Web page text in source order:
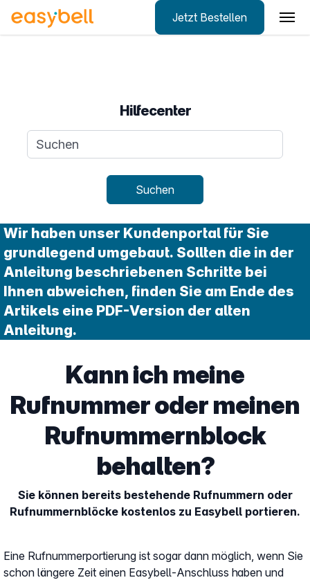
Jetzt Bestellen
Hilfecenter
Suchanfrage
Suchen
Wir haben unser Kundenportal für Sie
grundlegend umgebaut. Sollten die in der
Anleitung beschriebenen Schritte bei
Ihnen abweichen, finden Sie am Ende des
Artikels eine PDF-Version der alten
Anleitung.
Kann ich meine
Rufnummer oder meinen
Rufnummernblock
behalten?
Sie können bereits bestehende Rufnummern oder
Rufnummernblöcke kostenlos zu Easybell portieren.
Eine Rufnummerportierung ist sogar dann möglich, wenn Sie
schon längere Zeit einen Easybell-Anschluss haben und